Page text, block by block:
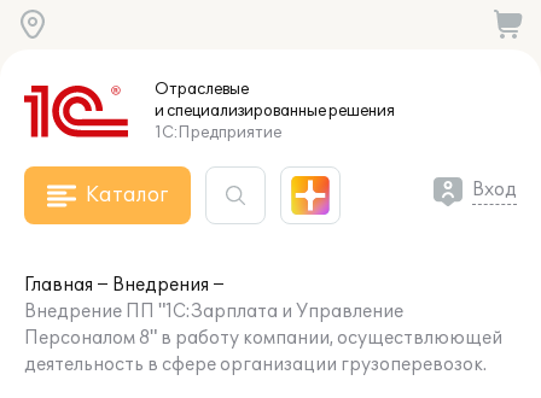
Отраслевые
и специализированныерешения
1С:Предприятие
Каталог Вход
Главная
Внедрения
Внедрение ПП "1С:Зарплата и Управление
Персоналом 8" в работу компании, осуществлюющей
деятельность в сфере организации грузоперевозок.